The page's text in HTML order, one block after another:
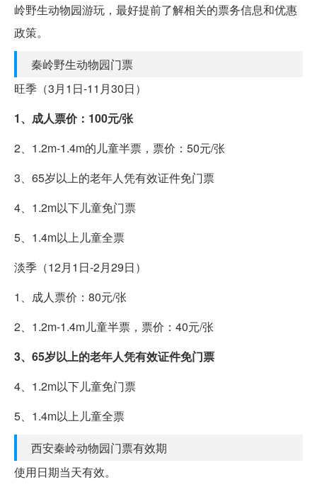
岭野生动物园游玩，最好提前了解相关的票务信息和优惠
政策。
秦岭野生动物园门票
旺季（3月1日-11月30日）
1、成人票价：100元/张
2、1.2m-1.4m的儿童半票，票价：50元/张
3、65岁以上的老年人凭有效证件免门票
4、1.2m以下儿童免门票
5、1.4m以上儿童全票
淡季（12月1日-2月29日）
1、成人票价：80元/张
2、1.2m-1.4m儿童半票，票价：40元/张
3、65岁以上的老年人凭有效证件免门票
4、1.2m以下儿童免门票
5、1.4m以上儿童全票
西安秦岭动物园门票有效期
使用日期当天有效。